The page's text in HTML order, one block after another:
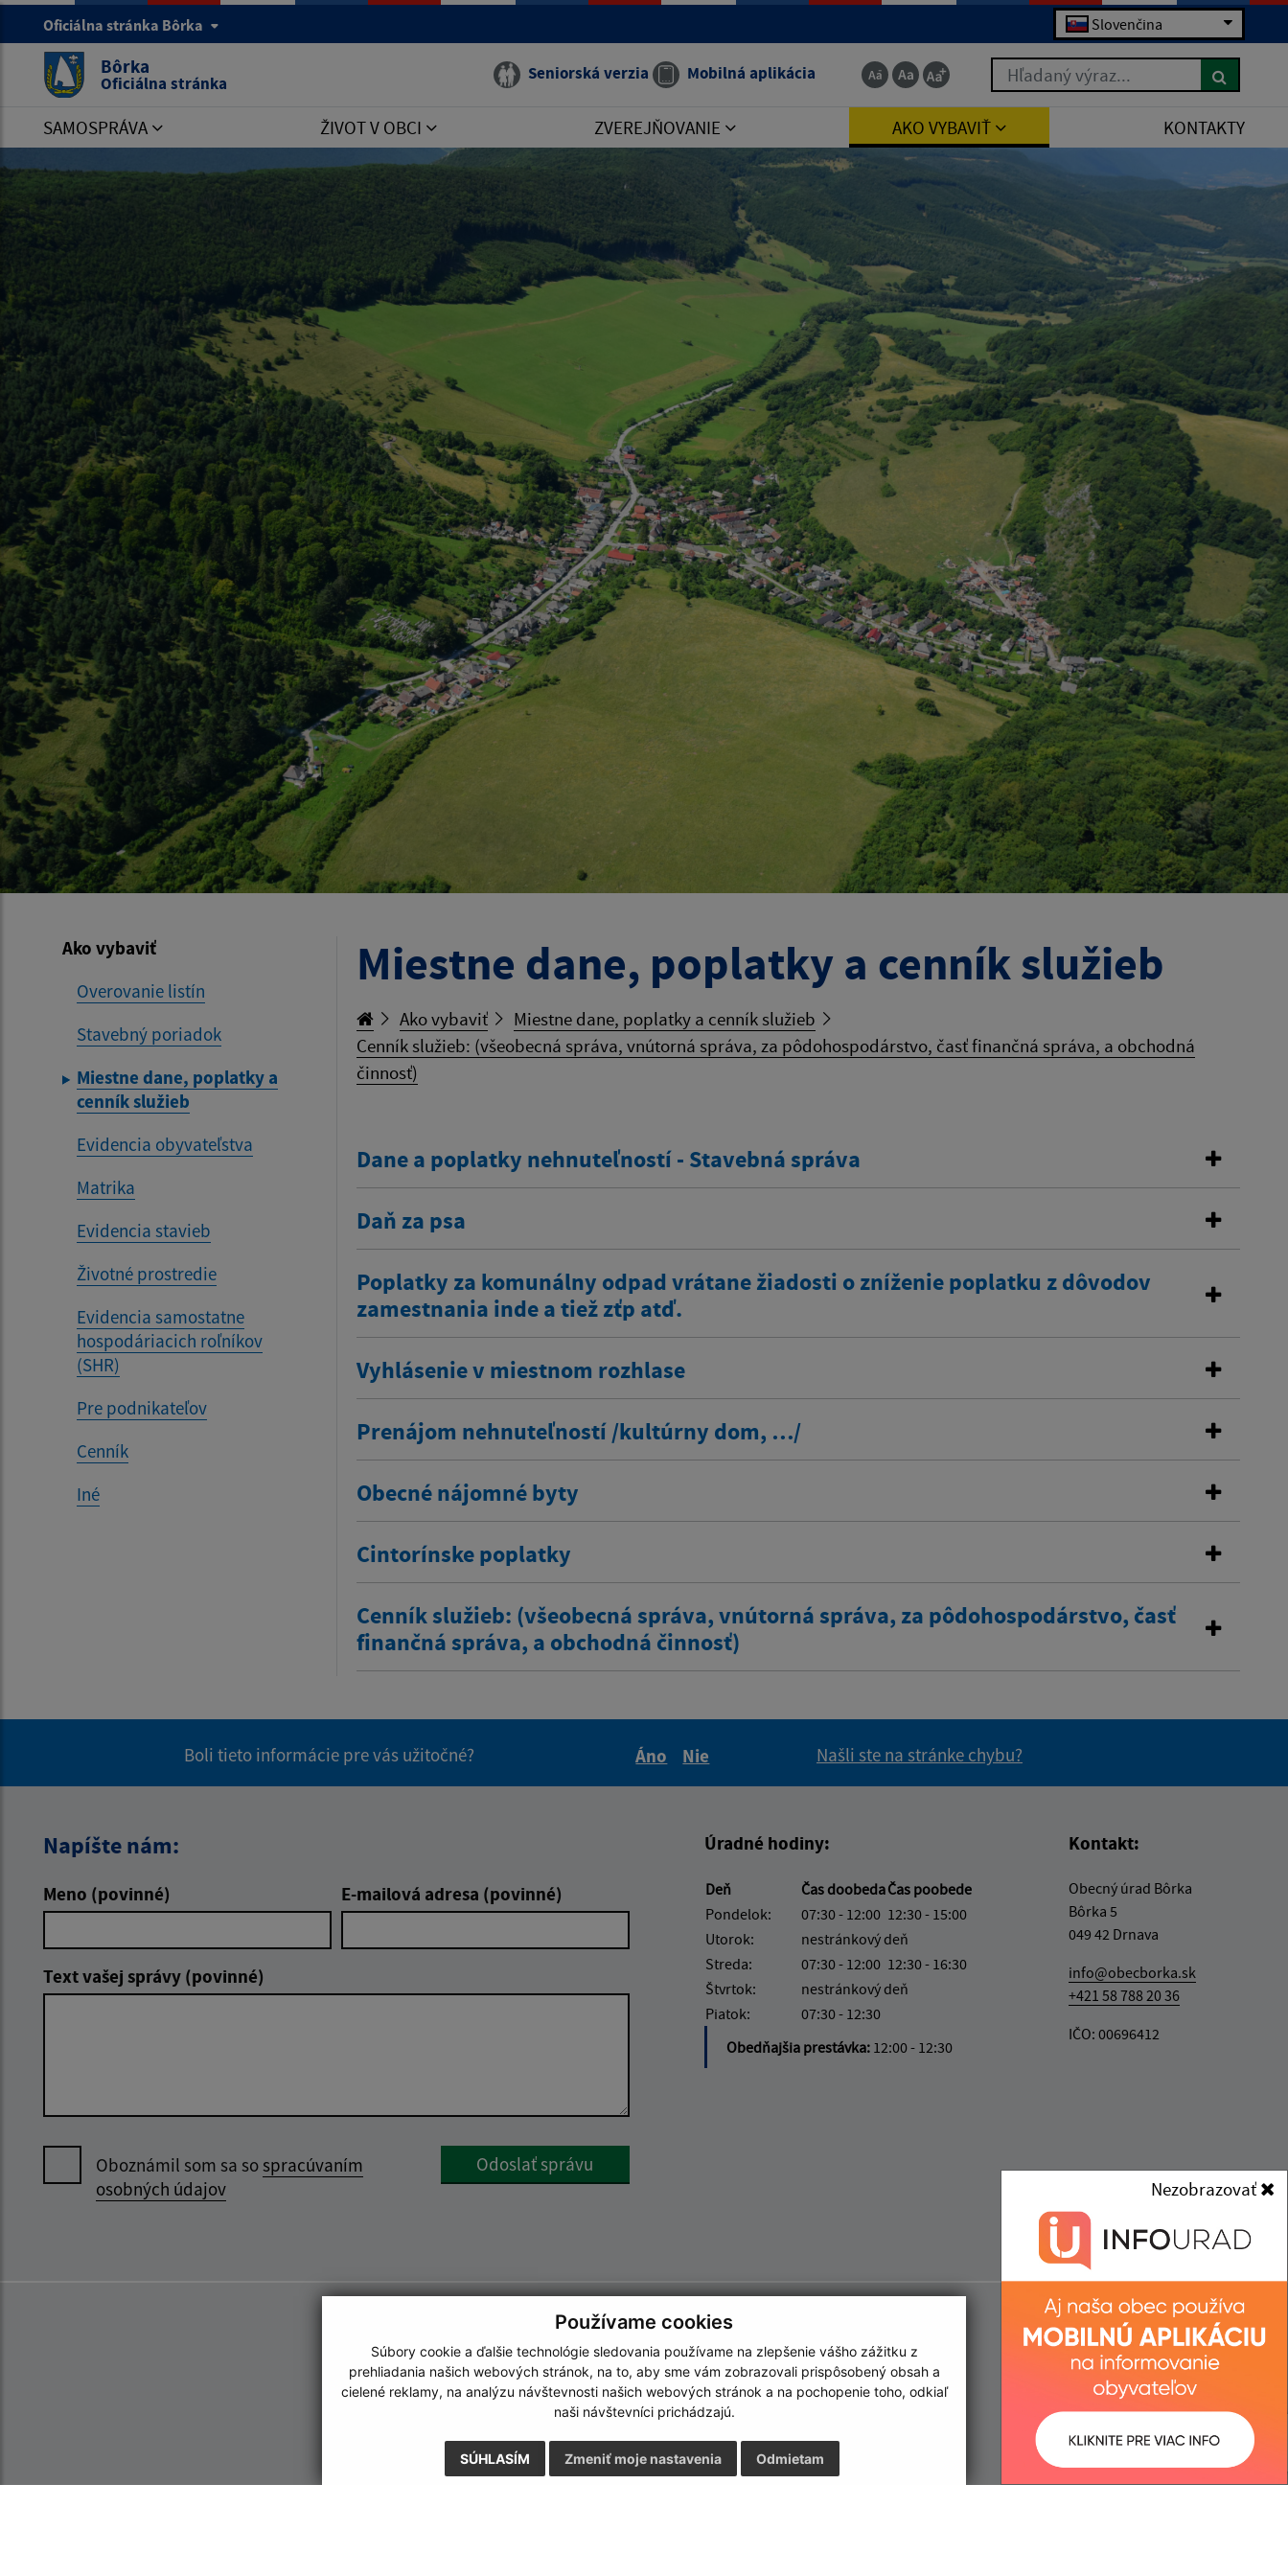
Používame cookies
Súbory cookie a ďalšie technológie sledovania používame na zlepšenie vášho zážitku z
prehliadania našich webových stránok, na to, aby sme vám zobrazovali prispôsobený obsah a
cielené reklamy, na analýzu návštevnosti našich webových stránok a na pochopenie toho, odkiaľ
naši návštevníci prichádzajú.
SÚHLASÍM Odmietam
Zmeniť moje nastavenia
Nezobrazovať
Oficiálna stránka Bôrka Slovenčina
Bôrka
Oficiálna stránka Seniorská verzia Mobilná aplikácia Hľadaný výraz...
SAMOSPRÁVA ŽIVOT V OBCI ZVEREJŇOVANIE AKO VYBAVIŤ KONTAKTY
Ako vybaviť
Overovanie listín
Stavebný poriadok
Miestne dane, poplatky a
cenník služieb
Evidencia obyvateľstva
Matrika
Evidencia stavieb
Životné prostredie
Evidencia samostatne
hospodáriacich roľníkov
(SHR)
Pre podnikateľov
Cenník
Iné
Miestne dane, poplatky a cenník služieb
Ako vybaviť
Miestne dane, poplatky a cenník služieb
Cenník služieb: (všeobecná správa, vnútorná správa, za pôdohospodárstvo, časť finančná správa, a obchodná
činnosť)
Dane a poplatky nehnuteľností - Stavebná správa
Daň za psa
Poplatky za komunálny odpad vrátane žiadosti o zníženie poplatku z dôvodov
zamestnania inde a tiež zťp atď.
Vyhlásenie v miestnom rozhlase
Prenájom nehnuteľností /kultúrny dom, …/
Obecné nájomné byty
Cintorínske poplatky
Cenník služieb: (všeobecná správa, vnútorná správa, za pôdohospodárstvo, časť
finančná správa, a obchodná činnosť)
Boli tieto informácie pre vás užitočné?
Áno
Nie
Našli ste na stránke chybu?
Napíšte nám:
Meno (povinné) E-mailová adresa (povinné)
Text vašej správy (povinné)
Oboznámil som sa sospracúvaním
osobných údajov
Odoslať správu
Úradné hodiny:
Deň Čas doobedaČas poobede
Pondelok:
07:30 - 12:00 12:30 - 15:00
Utorok:
nestránkový deň
Streda:
07:30 - 12:00 12:30 - 16:30
Štvrtok:
nestránkový deň
Piatok:
07:30 - 12:30
Obedňajšia prestávka: 12:00 - 12:30
Kontakt:
Obecný úrad Bôrka
Bôrka 5
049 42 Drnava
info@obecborka.sk
+421 58 788 20 36
IČO: 00696412